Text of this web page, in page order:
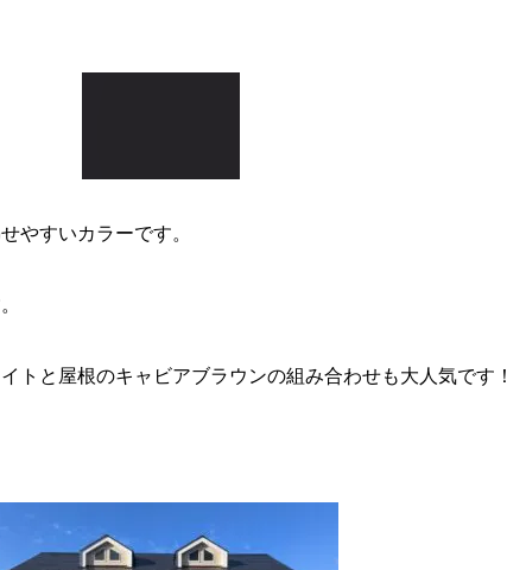
やすいカラーです。
トと屋根のキャビアブラウンの組み合わせも大人気です！